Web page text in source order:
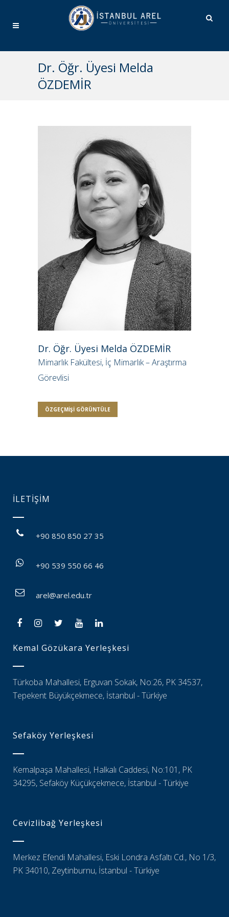
Dr. Öğr. Üyesi Melda
ÖZDEMİR
Dr. Öğr. Üyesi Melda ÖZDEMİR
Mimarlık Fakültesi, İç Mimarlık – Araştırma
Görevlisi
ÖZGEÇMIŞI GÖRÜNTÜLE
İLETİŞİM
+90 850 850 27 35
+90 539 550 66 46
arel@arel.edu.tr
Kemal Gözükara Yerleşkesi
Türkoba Mahallesi, Erguvan Sokak, No:26, PK 34537,
Tepekent Büyükçekmece, İstanbul - Türkiye
Sefaköy Yerleşkesi
Kemalpaşa Mahallesi, Halkalı Caddesi, No:101, PK
34295, Sefaköy Küçükçekmece, İstanbul - Türkiye
Cevizlibağ Yerleşkesi
Merkez Efendi Mahallesi, Eski Londra Asfaltı Cd., No 1/3,
PK 34010, Zeytinburnu, İstanbul - Türkiye